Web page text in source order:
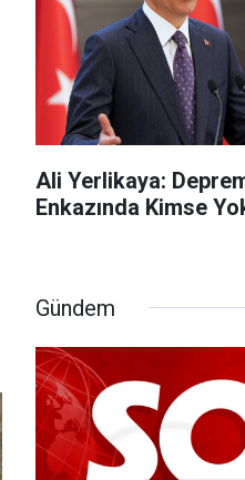
Ali Yerlikaya:
Enkazında Kimse
Gündem